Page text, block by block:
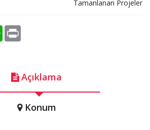
Tamanlanan Projeler
WhatsApp
Açıklama
Konum